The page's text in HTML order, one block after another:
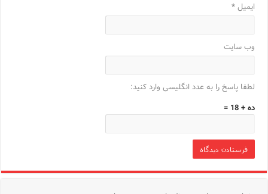
ایمیل*
وب‌ سایت
لطفا پاسخ را به عدد انگلیسی وارد کنید:
ده + 18 =